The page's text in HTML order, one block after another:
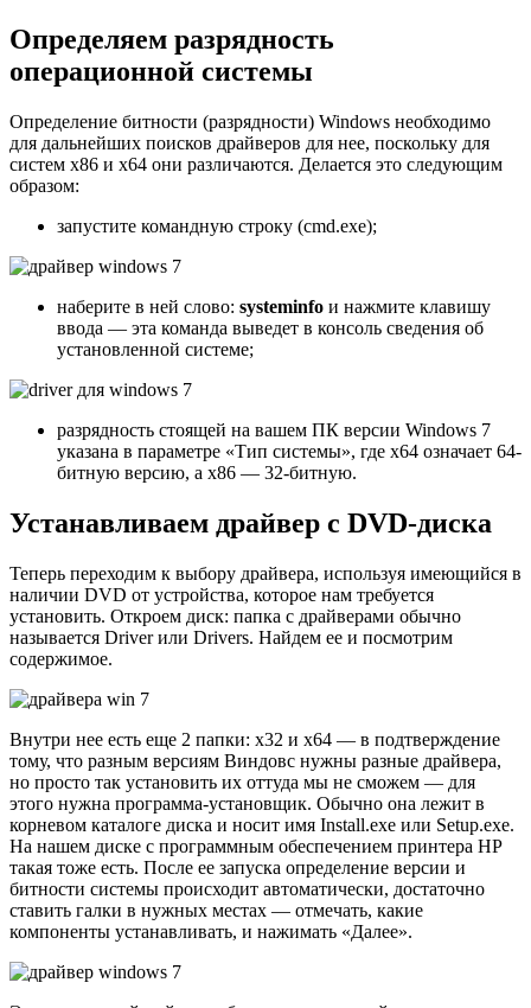
Определяем разрядность
операционной системы
Определение битности (разрядности) Windows необходимо
для дальнейших поисков драйверов для нее, поскольку для
систем x86 и x64 они различаются. Делается это следующим
образом:
запустите командную строку (cmd.exe);
наберите в ней слово: systeminfo и нажмите клавишу
ввода — эта команда выведет в консоль сведения об
установленной системе;
разрядность стоящей на вашем ПК версии Windows 7
указана в параметре «Тип системы», где x64 означает 64-
битную версию, а x86 — 32-битную.
Устанавливаем драйвер с DVD-диска
Теперь переходим к выбору драйвера, используя имеющийся в
наличии DVD от устройства, которое нам требуется
установить. Откроем диск: папка с драйверами обычно
называется Driver или Drivers. Найдем ее и посмотрим
содержимое.
Внутри нее есть еще 2 папки: х32 и x64 — в подтверждение
тому, что разным версиям Виндовс нужны разные драйвера,
но просто так установить их оттуда мы не сможем — для
этого нужна программа-установщик. Обычно она лежит в
корневом каталоге диска и носит имя Install.exe или Setup.exe.
На нашем диске с программным обеспечением принтера HP
такая тоже есть. После ее запуска определение версии и
битности системы происходит автоматически, достаточно
ставить галки в нужных местах — отмечать, какие
компоненты устанавливать, и нажимать «Далее».